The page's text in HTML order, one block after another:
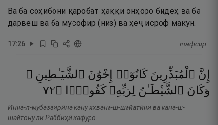
Ва ба соҳибони қаробат ҳаққи онҳоро бидеҳ ва ба
дарвеш ва ба мусофир (низ) ва ҳеҷ исроф макун.
17:26 тафсир
إِنَّ ٱلْمُبَذِّرِينَ كَانُوٓا۟ إِخْوَٰنَ ٱلشَّيَـٰطِينِ ۖ
وَكَانَ ٱلشَّيْطَـٰنُ لِرَبِّهِۦ كَفُورًۭا ۝٢٧
Инна-л-мубаззирӣна кану ихвана-ш-шайатӣни ва кана-ш-
шайтону ли Раббиҳӣ кафуро.